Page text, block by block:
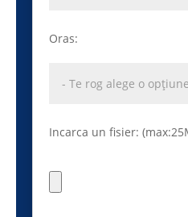
Oras:
Incarca un fisier: